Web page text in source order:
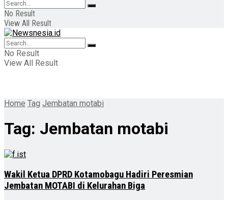
No Result
View All Result
No Result
View All Result
Home Tag Jembatan motabi
Tag: Jembatan motabi
Wakil Ketua DPRD Kotamobagu Hadiri Peresmian
Jembatan MOTABI di Kelurahan Biga